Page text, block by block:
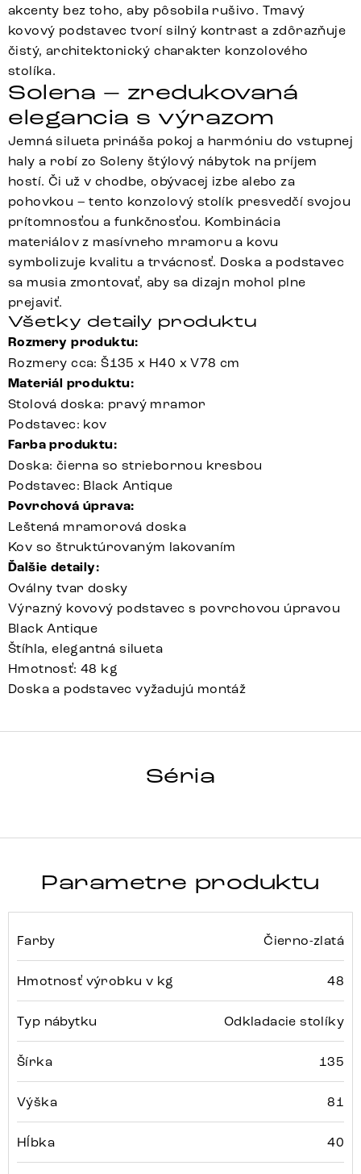
akcenty bez toho, aby pôsobila rušivo. Tmavý
kovový podstavec tvorí silný kontrast a zdôrazňuje
čistý, architektonický charakter konzolového
stolíka.
Solena – zredukovaná
elegancia s výrazom
Jemná silueta prináša pokoj a harmóniu do vstupnej
haly a robí zo Soleny štýlový nábytok na príjem
hostí. Či už v chodbe, obývacej izbe alebo za
pohovkou – tento konzolový stolík presvedčí svojou
prítomnosťou a funkčnosťou. Kombinácia
materiálov z masívneho mramoru a kovu
symbolizuje kvalitu a trvácnosť. Doska a podstavec
sa musia zmontovať, aby sa dizajn mohol plne
prejaviť.
Všetky detaily produktu
Rozmery produktu:
Rozmery cca: Š135 x H40 x V78 cm
Materiál produktu:
Stolová doska: pravý mramor
Podstavec: kov
Farba produktu:
Doska: čierna so striebornou kresbou
Podstavec: Black Antique
Povrchová úprava:
Leštená mramorová doska
Kov so štruktúrovaným lakovaním
Ďalšie detaily:
Oválny tvar dosky
Výrazný kovový podstavec s povrchovou úpravou
Black Antique
Štíhla, elegantná silueta
Hmotnosť: 48 kg
Doska a podstavec vyžadujú montáž
Séria
Parametre produktu
Farby Čierno-zlatá
Hmotnosť výrobku v kg 48
Typ nábytku Odkladacie stolíky
Šírka 135
Výška 81
Hĺbka 40